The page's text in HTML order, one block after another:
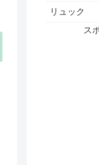
リュック
ス